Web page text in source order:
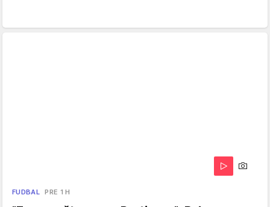
FUDBAL PRE 1 H